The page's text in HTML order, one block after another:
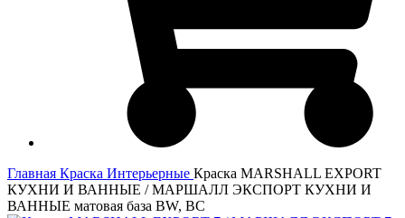
Главная Краска Интерьерные Краска MARSHALL EXPORT
КУХНИ И ВАННЫЕ / МАРШАЛЛ ЭКСПОРТ КУХНИ И
ВАННЫЕ матовая база BW, BC